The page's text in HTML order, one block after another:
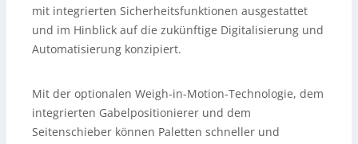
mit integrierten Sicherheitsfunktionen ausgestattet
und im Hinblick auf die zukünftige Digitalisierung und
Automatisierung konzipiert.
Mit der optionalen Weigh-in-Motion-Technologie, dem
integrierten Gabelpositionierer und dem
Seitenschieber können Paletten schneller und